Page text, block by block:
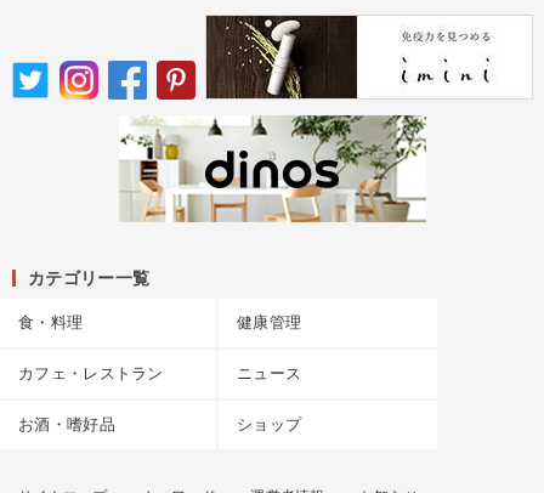
カテゴリー一覧
食・料理 健康管理
カフェ・レストラン ニュース
お酒・嗜好品 ショップ